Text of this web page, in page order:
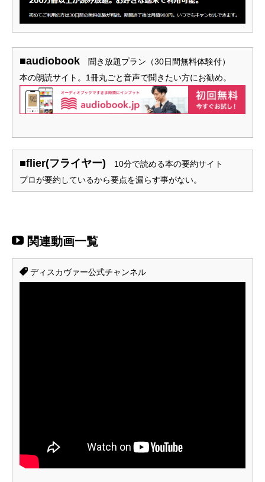
■audiobook 聞き放題プラン（30日間無料体験付）
本の朗読サイト。1冊丸ごと音声で聞きたい方にお勧め。
■flier(フライヤー) 10分で読める本の要約サイト
プロが要約しているから要点を漏らす事がない。
関連動画一覧
ディスカヴァー公式チャンネル